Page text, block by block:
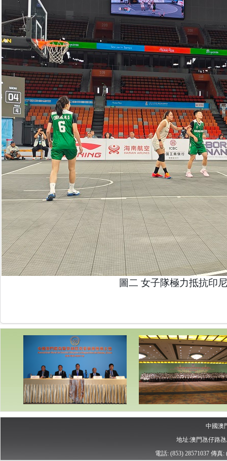
圖二 女子隊極力抵抗印
中國澳
地址:澳門氹仔路
電話: (853) 28571037 傳真: